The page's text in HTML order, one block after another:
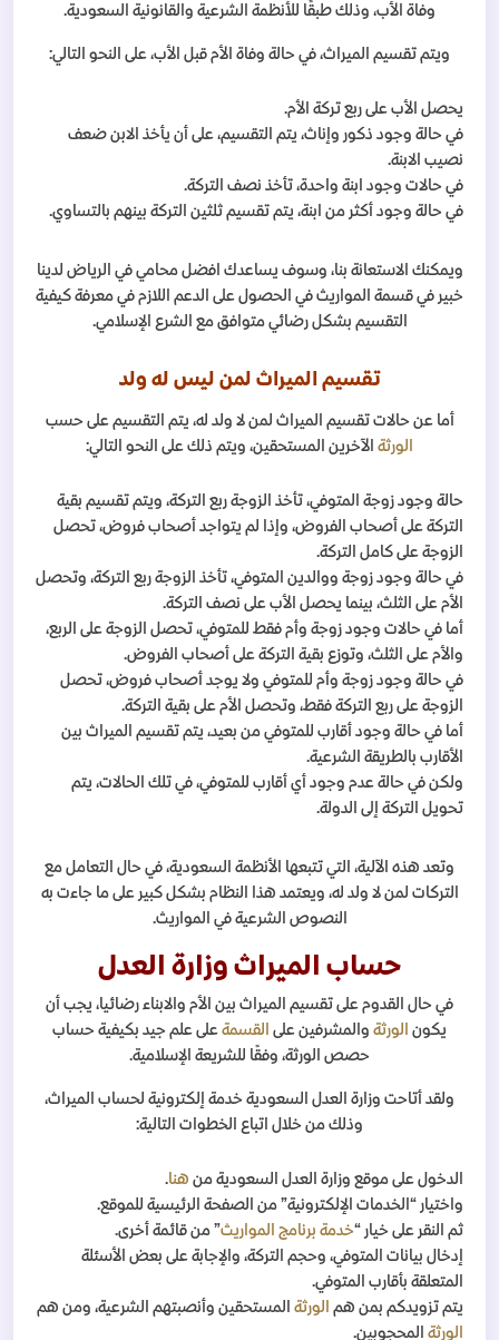
وفاة الأب، وذلك طبقًا للأنظمة الشرعية والقانونية السعودية.
ويتم تقسيم الميراث، في حالة وفاة الأم قبل الأب، على النحو التالي:
يحصل الأب على ربع تركة الأم.
في حالة وجود ذكور وإناث، يتم التقسيم، على أن يأخذ الابن ضعف
نصيب الابنة.
في حالات وجود ابنة واحدة، تأخذ نصف التركة.
في حالة وجود أكثر من ابنة، يتم تقسيم ثلثين التركة بينهم بالتساوي.
ويمكنك الاستعانة بنا، وسوف يساعدك افضل محامي في الرياض لدينا
خبير في قسمة المواريث في الحصول على الدعم اللازم في معرفة كيفية
التقسيم بشكل رضائي متوافق مع الشرع الإسلامي.
تقسيم الميراث لمن ليس له ولد
أما عن حالات تقسيم الميراث لمن لا ولد له، يتم التقسيم على حسب
الورثة الآخرين المستحقين، ويتم ذلك على النحو التالي:
حالة وجود زوجة المتوفي، تأخذ الزوجة ربع التركة، ويتم تقسيم بقية
التركة على أصحاب الفروض، وإذا لم يتواجد أصحاب فروض، تحصل
الزوجة على كامل التركة.
في حالة وجود زوجة ووالدين المتوفي، تأخذ الزوجة ربع التركة، وتحصل
الأم على الثلث، بينما يحصل الأب على نصف التركة.
أما في حالات وجود زوجة وأم فقط للمتوفي، تحصل الزوجة على الربع،
والأم على الثلث، وتوزع بقية التركة على أصحاب الفروض.
في حالة وجود زوجة وأم للمتوفي ولا يوجد أصحاب فروض، تحصل
الزوجة على ربع التركة فقط، وتحصل الأم على بقية التركة.
أما في حالة وجود أقارب للمتوفي من بعيد، يتم تقسيم الميراث بين
الأقارب بالطريقة الشرعية.
ولكن في حالة عدم وجود أي أقارب للمتوفي، في تلك الحالات، يتم
تحويل التركة إلى الدولة.
وتعد هذه الآلية، التي تتبعها الأنظمة السعودية، في حال التعامل مع
التركات لمن لا ولد له، ويعتمد هذا النظام بشكل كبير على ما جاءت به
النصوص الشرعية في المواريث.
حساب الميراث وزارة العدل
في حال القدوم على تقسيم الميراث بين الأم والابناء رضائيا، يجب أن
يكون الورثة والمشرفين على القسمة على علم جيد بكيفية حساب
حصص الورثة، وفقًا للشريعة الإسلامية.
ولقد أتاحت وزارة العدل السعودية خدمة إلكترونية لحساب الميراث،
وذلك من خلال اتباع الخطوات التالية:
الدخول على موقع وزارة العدل السعودية من هنا.
واختيار “الخدمات الإلكترونية” من الصفحة الرئيسية للموقع.
ثم النقر على خيار “خدمة برنامج المواريث” من قائمة أخرى.
إدخال بيانات المتوفي، وحجم التركة، والإجابة على بعض الأسئلة
المتعلقة بأقارب المتوفي.
يتم تزويدكم بمن هم الورثة المستحقين وأنصبتهم الشرعية، ومن هم
الورثة المحجوبين.